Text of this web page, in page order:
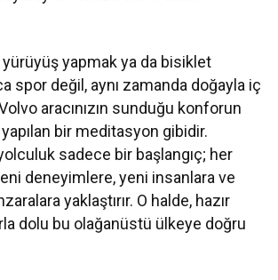
yürüyüş yapmak ya da bisiklet
spor değil, aynı zamanda doğayla iç
aracınızın sunduğu konforun
yapılan bir meditasyon gibidir.
sadece bir başlangıç; her
deneyimlere, yeni insanlara ve
yaklaştırır. O halde, hazır
dolu bu olağanüstü ülkeye doğru